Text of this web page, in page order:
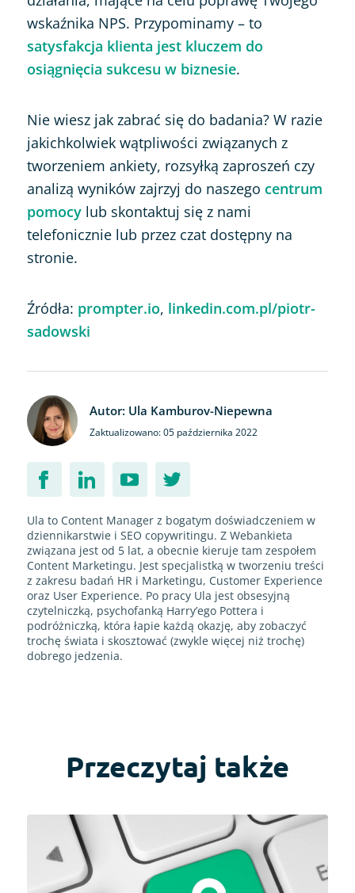
wskaźnika NPS. Przypominamy – to
satysfakcja klienta jest kluczem do
osiągnięcia sukcesu w biznesie.
Nie wiesz jak zabrać się do badania? W razie
jakichkolwiek wątpliwości związanych z
tworzeniem ankiety, rozsyłką zaproszeń czy
analizą wyników zajrzyj do naszego centrum
pomocylub skontaktuj się z nami
telefonicznie lub przez czat dostępny na
stronie.
Źródła: prompter.io, linkedin.com.pl/piotr-
sadowski
Autor: Ula Kamburov-Niepewna
Zaktualizowano: 05 października 2022
Ula to Content Manager z bogatym doświadczeniem w
dziennikarstwie i SEO copywritingu. Z Webankieta
związana jest od 5 lat, a obecnie kieruje tam zespołem
Content Marketingu. Jest specjalistką w tworzeniu treści
z zakresu badań HR i Marketingu, Customer Experience
oraz User Experience. Po pracy Ula jest obsesyjną
czytelniczką, psychofanką Harry’ego Pottera i
podróżniczką, która łapie każdą okazję, aby zobaczyć
trochę świata i skosztować (zwykle więcej niż trochę)
dobrego jedzenia.
Przeczytaj także